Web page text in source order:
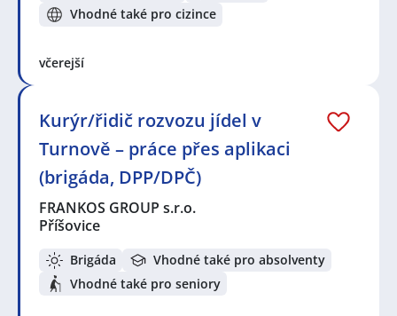
Vhodné také pro cizince
včerejší
Kurýr/řidič rozvozu jídel v
Turnově – práce přes aplikaci
(brigáda, DPP/DPČ)
FRANKOS GROUP s.r.o.
Příšovice
Brigáda
Vhodné také pro absolventy
Vhodné také pro seniory